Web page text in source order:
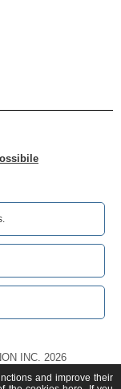
INC. 2026
and improve their